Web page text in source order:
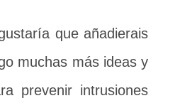
que añadierais
muchas más ideas y
prevenir intrusiones